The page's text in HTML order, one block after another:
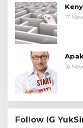
17
16
Follow IG